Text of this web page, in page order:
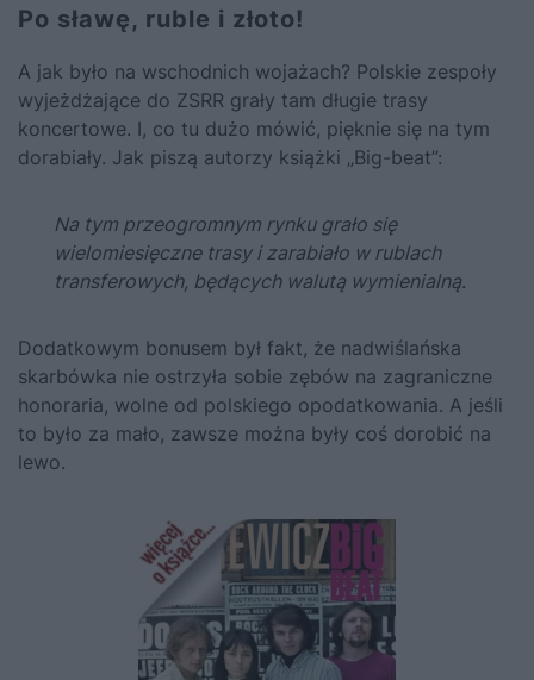
Po sławę, ruble i złoto!
A jak było na wschodnich wojażach? Polskie zespoły
wyjeżdżające do ZSRR grały tam długie trasy
koncertowe. I, co tu dużo mówić, pięknie się na tym
dorabiały. Jak piszą autorzy książki „Big-beat”:
Na tym przeogromnym rynku grało się
wielomiesięczne trasy i zarabiało w rublach
transferowych, będących walutą wymienialną.
Dodatkowym bonusem był fakt, że nadwiślańska
skarbówka nie ostrzyła sobie zębów na zagraniczne
honoraria, wolne od polskiego opodatkowania. A jeśli
to było za mało, zawsze można były coś dorobić na
lewo.